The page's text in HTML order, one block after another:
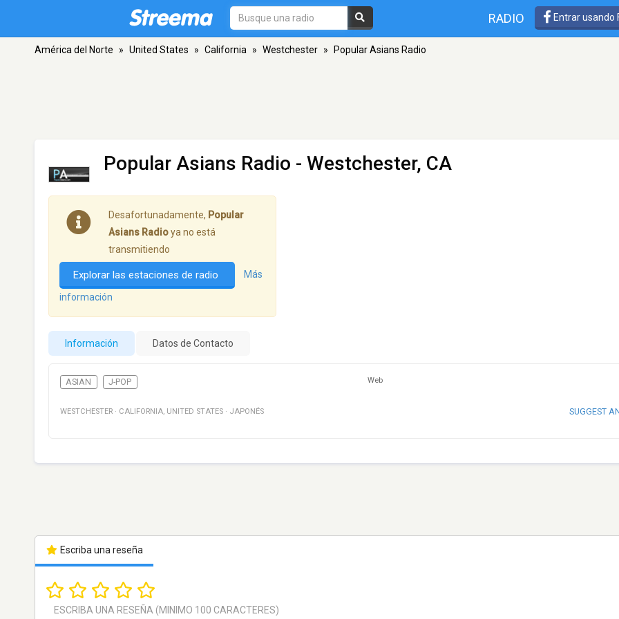
RADIO Entrar usando
América del Norte » United States » California » Westchester » Popular Asians Radio
Popular Asians Radio - Westchester, CA
Desafortunadamente, Popular
Asians Radioya no está
transmitiendo
Explorar las estaciones de radio Más
información
Información Datos de Contacto
ASIAN J-POP Web
WESTCHESTER · CALIFORNIA, UNITED STATES · JAPONÉS SUGGEST
Escriba una reseña